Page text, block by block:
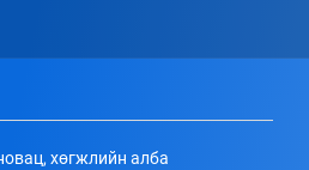
хөгжлийн алба